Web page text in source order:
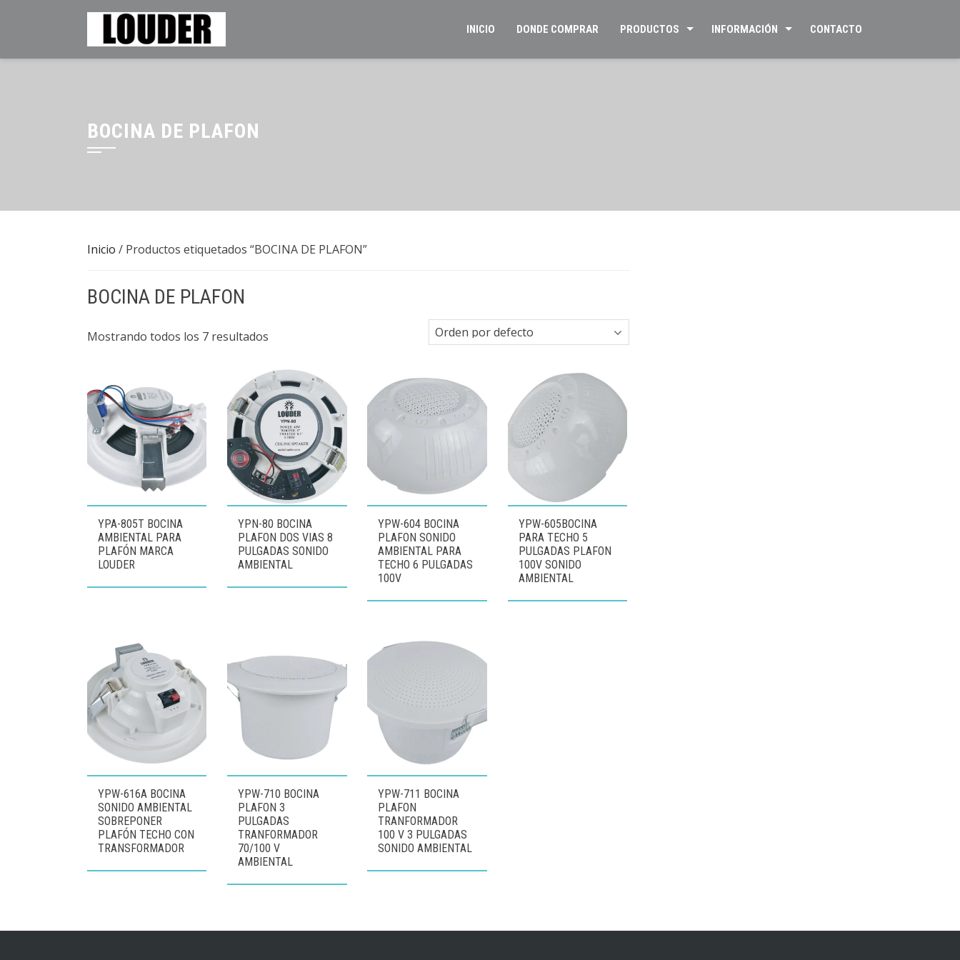
INICIO DONDE COMPRAR PRODUCTOS INFORMACIÓN CONTACTO
BOCINA DE PLAFON
Inicio / Productos etiquetados “BOCINA DE PLAFON”
BOCINA DE PLAFON
Mostrando todos los 7 resultados
YPA-805T BOCINA
AMBIENTAL PARA
PLAFÓN MARCA
LOUDER
YPN-80 BOCINA
PLAFON DOS VIAS 8
PULGADAS SONIDO
AMBIENTAL
YPW-604 BOCINA
PLAFON SONIDO
AMBIENTAL PARA
TECHO 6 PULGADAS
100V
YPW-605BOCINA
PARA TECHO 5
PULGADAS PLAFON
100V SONIDO
AMBIENTAL
YPW-616A BOCINA
SONIDO AMBIENTAL
SOBREPONER
PLAFÓN TECHO CON
TRANSFORMADOR
YPW-710 BOCINA
PLAFON 3
PULGADAS
TRANFORMADOR
70/100 V
AMBIENTAL
YPW-711 BOCINA
PLAFON
TRANFORMADOR
100 V 3 PULGADAS
SONIDO AMBIENTAL